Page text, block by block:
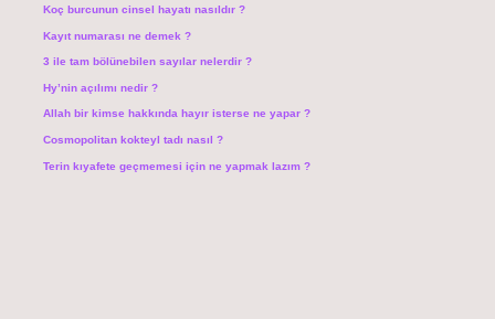
Koç burcunun cinsel hayatı nasıldır ?
Kayıt numarası ne demek ?
3 ile tam bölünebilen sayılar nelerdir ?
Hy’nin açılımı nedir ?
Allah bir kimse hakkında hayır isterse ne yapar ?
Cosmopolitan kokteyl tadı nasıl ?
Terin kıyafete geçmemesi için ne yapmak lazım ?